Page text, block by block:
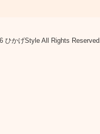
ひかげStyle All Rights Reserved.